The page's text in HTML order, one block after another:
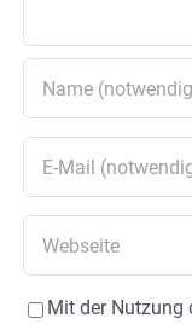
Mit der Nutzung